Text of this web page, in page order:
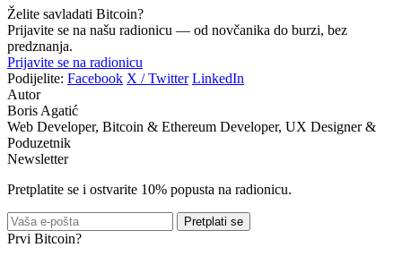
Želite savladati Bitcoin?
Prijavite se na našu radionicu — od novčanika do burzi, bez
predznanja.
Prijavite se na radionicu
Podijelite: Facebook X / Twitter LinkedIn
Autor
Boris Agatić
Web Developer, Bitcoin & Ethereum Developer, UX Designer &
Poduzetnik
Newsletter
Pretplatite se i ostvarite 10% popusta na radionicu.
Pretplati se
Prvi Bitcoin?